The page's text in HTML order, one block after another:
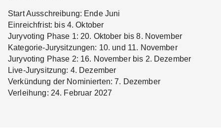
Start Ausschreibung: Ende Juni
Einreichfrist: bis 4. Oktober
Juryvoting Phase 1: 20. Oktober bis 8. November
Kategorie-Jurysitzungen: 10. und 11. November
Juryvoting Phase 2: 16. November bis 2. Dezember
Live-Jurysitzung: 4. Dezember
Verkündung der Nominierten: 7. Dezember
Verleihung: 24. Februar 2027